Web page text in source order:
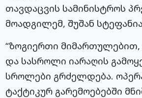
თავდაცვის სამინისტროს
მოადგილემ, შუშან
“ზოგიერთი
და სასროლი იარაღის
სროლები გრძელდება.
ტაქტიკურ გარემოებებში